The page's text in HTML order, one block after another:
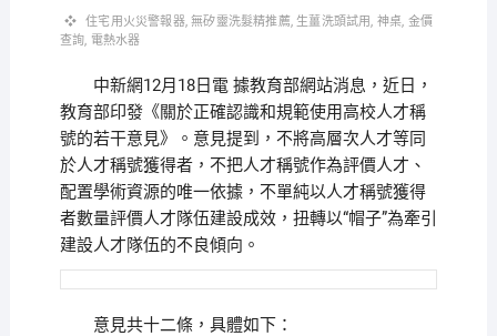
住宅用火災警報器,無矽靈洗髮精推薦, 生薑洗頭試用, 神桌, 金價
查詢, 電熱水器
中新網12月18日電 據教育部網站消息，近日，
教育部印發《關於正確認識和規範使用高校人才稱
號的若干意見》。意見提到，不將高層次人才等同
於人才稱號獲得者，不把人才稱號作為評價人才、
配置學術資源的唯一依據，不單純以人才稱號獲得
者數量評價人才隊伍建設成效，扭轉以“帽子”為牽引
建設人才隊伍的不良傾向。
意見共十二條，具體如下：